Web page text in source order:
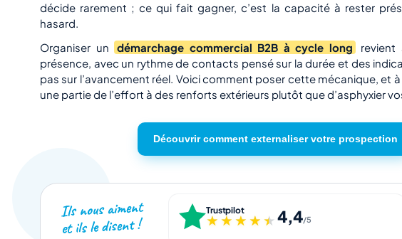
décide rarement ; ce qui fait gagner, c’est la capacité à rester
hasard.
Organiser un démarchage commercial B2B à cycle long revient
présence, avec un rythme de contacts pensé sur la durée et des
pas sur l’avancement réel. Voici comment poser cette mécanique, et
une partie de l’effort à des renforts extérieurs plutôt que d’asphyxier
Découvrir comment externaliser votre prospection
Ils nous aiment
et ils le disent !
Trustpilot
★★★★★
★★★★★ 4,4/5